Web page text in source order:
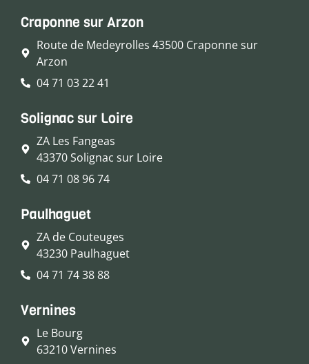
Craponne sur Arzon
Route de Medeyrolles 43500 Craponne sur
Arzon
04 71 03 22 41
Solignac sur Loire
ZA Les Fangeas
43370 Solignac sur Loire
04 71 08 96 74
Paulhaguet
ZA de Couteuges
43230 Paulhaguet
04 71 74 38 88
Vernines
Le Bourg
63210 Vernines